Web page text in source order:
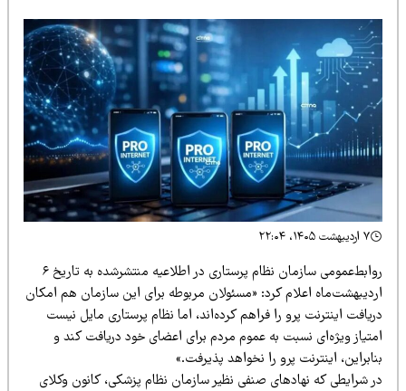
روابط‌عمومی سازمان نظام پرستاری در اطلاعیه‌‌ منتشرشده به تاریخ ۶
اعلام کرد: «مسئولان مربوطه برای این سازمان هم امکان
اینترنت پرو را فراهم کرده‌اند، اما نظام پرستاری مایل نیست
ویژه‌ای نسبت به عموم مردم برای اعضای خود دریافت کند و
اینترنت پرو را نخواهد پذیرفت.»
شرایطی که نهادهای صنفی نظیر سازمان نظام پزشکی، کانون وکلای